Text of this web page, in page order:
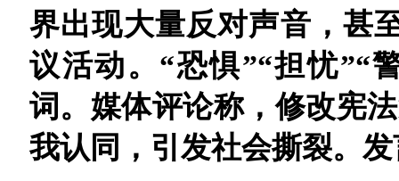
界出现大量反对声音，甚
议活动。“恐惧”“担忧”“
词。媒体评论称，修改宪
我认同，引发社会撕裂。